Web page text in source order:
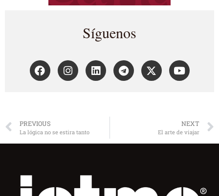
Síguenos
PREVIOUS
La lógica no se estira tanto
NEXT
El arte de viajar